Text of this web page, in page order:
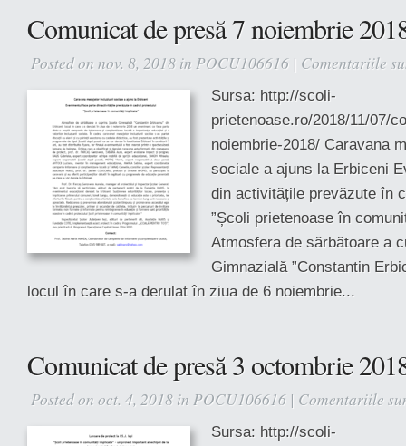
Comunicat de presă 7 noiembrie
Posted on nov. 8, 2018 in POCU106616 | Comentariile
Sursa: http://scoli-
prietenoase.ro/2018/11/07/
noiembrie-2018/ Caravana
sociale a ajuns la Erbiceni
din activitățile prevăzute în
”Școli prietenoase în
Atmosfera de sărbătoare a
Gimnazială ”Constantin
locul în care s-a derulat în ziua de 6 noiembrie...
Comunicat de presă 3 octombrie
Posted on oct. 4, 2018 in POCU106616 | Comentariile
Sursa: http://scoli-